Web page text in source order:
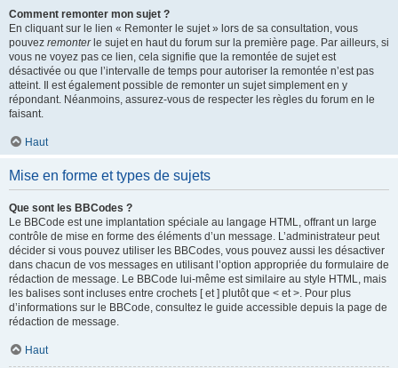
Comment remonter mon sujet ?
En cliquant sur le lien « Remonter le sujet » lors de sa consultation, vous
pouvez remonterle sujet en haut du forum sur la première page. Par ailleurs, si
vous ne voyez pas ce lien, cela signifie que la remontée de sujet est
désactivée ou que l’intervalle de temps pour autoriser la remontée n’est pas
atteint. Il est également possible de remonter un sujet simplement en y
répondant. Néanmoins, assurez-vous de respecter les règles du forum en le
faisant.
Haut
Mise en forme et types de sujets
Que sont les BBCodes ?
Le BBCode est une implantation spéciale au langage HTML, offrant un large
contrôle de mise en forme des éléments d’un message. L’administrateur peut
décider si vous pouvez utiliser les BBCodes, vous pouvez aussi les désactiver
dans chacun de vos messages en utilisant l’option appropriée du formulaire de
rédaction de message. Le BBCode lui-même est similaire au style HTML, mais
les balises sont incluses entre crochets [ et ] plutôt que < et >. Pour plus
d’informations sur le BBCode, consultez le guide accessible depuis la page de
rédaction de message.
Haut